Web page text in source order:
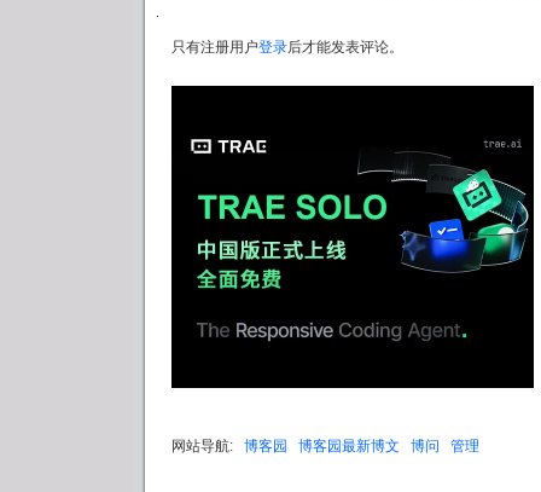
只有注册用户登录后才能发表评论。
网站导航: 博客园 博客园最新博文 博问 管理